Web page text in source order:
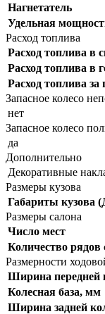
Нагнетатель
Удельная
Расход топлива
Расход топлива в
Расход топлива в
Расход топлива
Запасное колесо
нет
Запасное колесо
да
Дополнительно
Декоративные
Размеры кузова
Габариты
Размеры салона
Число мест
Количество рядов
Размерности
Ширина передней
Колесная база, мм
Ширина задней